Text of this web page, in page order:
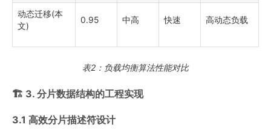
动态迁移(本
文)
0.95 中高 快速 高动态负载
表2：负载均衡算法性能对比
🏗️ 3. 分片数据结构的工程实现
3.1 高效分片描述符设计